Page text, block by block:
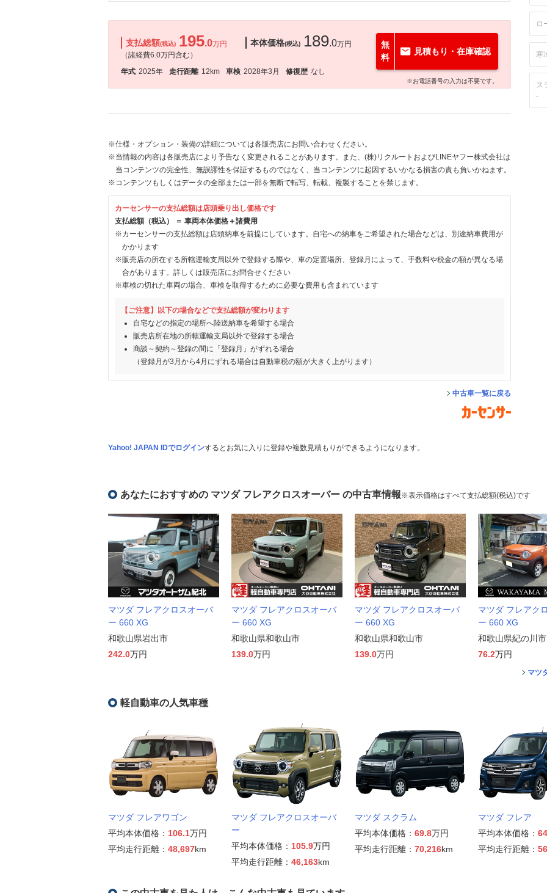
支払総額(税込) 195.0万円
（諸経費6.0万円含む）
本体価格(税込) 189.0万円
年式 2025年 走行距離 12km 車検 2028年3月 修復歴 なし
無
料
見積もり・在庫確認
※お電話番号の入力は不要です。
※仕様・オプション・装備の詳細については各販売店にお問い合わせください。
※当情報の内容は各販売店により予告なく変更されることがあります。また、(株)リクルートおよびLINEヤフー株式会社は
当コンテンツの完全性、無誤謬性を保証するものではなく、当コンテンツに起因するいかなる損害の責も負いかねます。
※コンテンツもしくはデータの全部または一部を無断で転写、転載、複製することを禁じます。
カーセンサーの支払総額は店頭乗り出し価格です
支払総額（税込） ＝ 車両本体価格＋諸費用
※カーセンサーの支払総額は店頭納車を前提にしています。自宅への納車をご希望された場合などは、別途納車費用が
かかります
※販売店の所在する所轄運輸支局以外で登録する際や、車の定置場所、登録月によって、手数料や税金の額が異なる場
合があります。詳しくは販売店にお問合せください
※車検の切れた車両の場合、車検を取得するために必要な費用も含まれています
【ご注意】以下の場合などで支払総額が変わります
自宅などの指定の場所へ陸送納車を希望する場合
販売店所在地の所轄運輸支局以外で登録する場合
商談～契約～登録の間に「登録月」がずれる場合
（登録月が3月から4月にずれる場合は自動車税の額が大きく上がります）
中古車一覧に戻る
Yahoo! JAPAN IDでログインするとお気に入りに登録や複数見積もりができるようになります。
ロ
寒
ス
-
あなたにおすすめの マツダ フレアクロスオーバー の中古車情報※表示価格はすべて支払総額(税込)です
マツダ フレアクロスオーバ
ー 660 XG
和歌山県岩出市
242.0万円
マツダ フレアクロスオーバ
ー 660 XG
和歌山県和歌山市
139.0万円
マツダ フレアクロスオーバ
ー 660 XG
和歌山県和歌山市
139.0万円
マツダ フレアク
ー 660 XG
和歌山県紀の川市
76.2万円
マツ
軽自動車の人気車種
マツダ フレアワゴン
平均本体価格： 106.1万円
平均走行距離： 48,697km
マツダ フレアクロスオーバ
ー
平均本体価格： 105.9万円
平均走行距離： 46,163km
マツダ スクラム
平均本体価格： 69.8万円
平均走行距離： 70,216km
マツダ フレア
平均本体価格：
平均走行距離：